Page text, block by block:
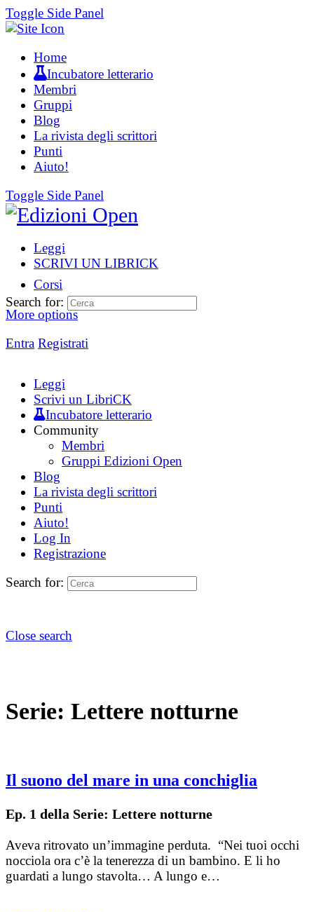
Toggle Side Panel
Home
Incubatore letterario
Membri
Gruppi
Blog
La rivista degli scrittori
Punti
Aiuto!
Toggle Side Panel
Leggi
SCRIVI UN LIBRICK
Corsi
More options
Entra Registrati
Search for:
Leggi
Scrivi un LibriCK
Incubatore letterario
Community
Membri
Gruppi Edizioni Open
Blog
La rivista degli scrittori
Punti
Aiuto!
Log In
Registrazione
Search for:
Close search
Serie: Lettere notturne
Il suono del mare in una conchiglia
Ep. 1 della Serie: Lettere notturne
Aveva ritrovato un’immagine perduta. “Nei tuoi occhi
nocciola ora c’è la tenerezza di un bambino. E li ho
guardati a lungo stavolta… A lungo e…